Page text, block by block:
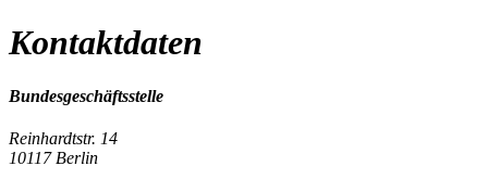
Kontaktdaten
Bundesgeschäftsstelle
Reinhardtstr. 14
10117 Berlin